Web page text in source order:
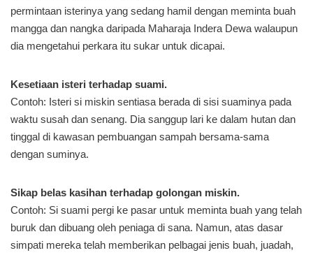
permintaan isterinya yang sedang hamil dengan meminta buah
mangga dan nangka daripada Maharaja Indera Dewa walaupun
dia mengetahui perkara itu sukar untuk dicapai.
Kesetiaan isteri terhadap suami.
Contoh: Isteri si miskin sentiasa berada di sisi suaminya pada
waktu susah dan senang. Dia sanggup lari ke dalam hutan dan
tinggal di kawasan pembuangan sampah bersama-sama
dengan suminya.
Sikap belas kasihan terhadap golongan miskin.
Contoh: Si suami pergi ke pasar untuk meminta buah yang telah
buruk dan dibuang oleh peniaga di sana. Namun, atas dasar
simpati mereka telah memberikan pelbagai jenis buah, juadah,